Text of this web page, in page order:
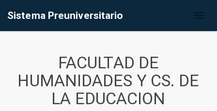
Sistema Preuniversitario
FACULTAD DE
HUMANIDADES Y CS. DE
LA EDUCACION